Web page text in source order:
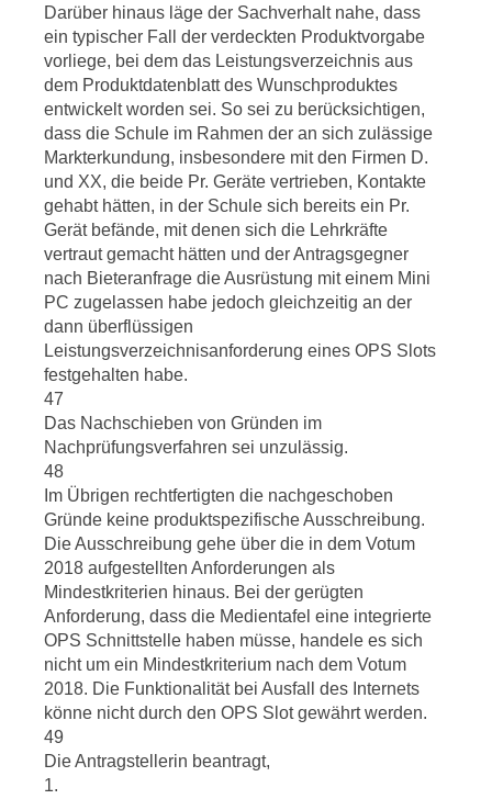
Darüber hinaus läge der Sachverhalt nahe, dass
ein typischer Fall der verdeckten Produktvorgabe
vorliege, bei dem das Leistungsverzeichnis aus
dem Produktdatenblatt des Wunschproduktes
entwickelt worden sei. So sei zu berücksichtigen,
dass die Schule im Rahmen der an sich zulässige
Markterkundung, insbesondere mit den Firmen D.
und XX, die beide Pr. Geräte vertrieben, Kontakte
gehabt hätten, in der Schule sich bereits ein Pr.
Gerät befände, mit denen sich die Lehrkräfte
vertraut gemacht hätten und der Antragsgegner
nach Bieteranfrage die Ausrüstung mit einem Mini
PC zugelassen habe jedoch gleichzeitig an der
dann überflüssigen
Leistungsverzeichnisanforderung eines OPS Slots
festgehalten habe.
47
Das Nachschieben von Gründen im
Nachprüfungsverfahren sei unzulässig.
48
Im Übrigen rechtfertigten die nachgeschoben
Gründe keine produktspezifische Ausschreibung.
Die Ausschreibung gehe über die in dem Votum
2018 aufgestellten Anforderungen als
Mindestkriterien hinaus. Bei der gerügten
Anforderung, dass die Medientafel eine integrierte
OPS Schnittstelle haben müsse, handele es sich
nicht um ein Mindestkriterium nach dem Votum
2018. Die Funktionalität bei Ausfall des Internets
könne nicht durch den OPS Slot gewährt werden.
49
Die Antragstellerin beantragt,
1.